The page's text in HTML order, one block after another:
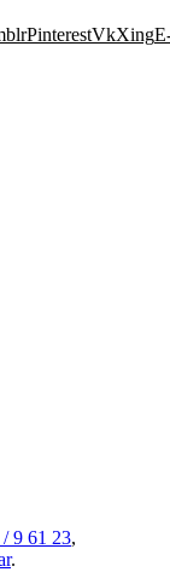
PinterestVkXing
9 61 23,
.